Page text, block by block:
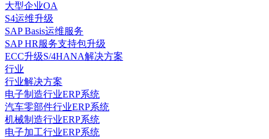
大型企业OA
S4运维升级
SAP Basis运维服务
SAP HR服务支持包升级
ECC升级S/4HANA解决方案
行业
行业解决方案
电子制造行业ERP系统
汽车零部件行业ERP系统
机械制造行业ERP系统
电子加工行业ERP系统